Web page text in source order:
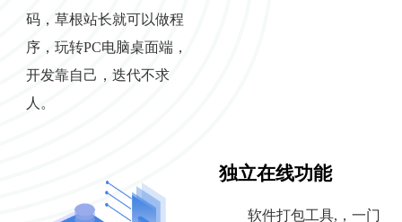
码，草根站长就可以做程
序，玩转PC电脑桌面端，
开发靠自己，迭代不求
人。
独立在线功能
软件打包工具,，一门